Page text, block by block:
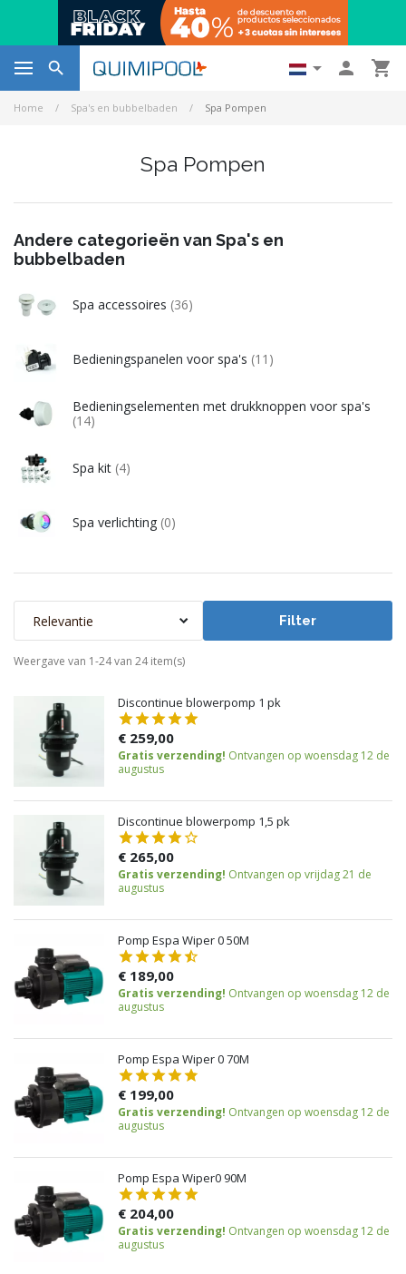
   
Home Spa's en bubbelbaden Spa Pompen
Spa Pompen
Andere categorieën van Spa's en
bubbelbaden
Spa accessoires (36)
Bedieningspanelen voor spa's (11)
Bedieningselementen met drukknoppen voor spa's
(14)
Spa kit (4)
Spa verlichting (0)
Relevantie Filter
Weergave van 1-24 van 24 item(s)
Discontinue blowerpomp 1 pk
€ 259,00
Gratis verzending! Ontvangen op woensdag 12 de
augustus
Discontinue blowerpomp 1,5 pk
€ 265,00
Gratis verzending! Ontvangen op vrijdag 21 de
augustus
Pomp Espa Wiper 0 50M
€ 189,00
Gratis verzending! Ontvangen op woensdag 12 de
augustus
Pomp Espa Wiper 0 70M
€ 199,00
Gratis verzending! Ontvangen op woensdag 12 de
augustus
Pomp Espa Wiper0 90M
€ 204,00
Gratis verzending! Ontvangen op woensdag 12 de
augustus